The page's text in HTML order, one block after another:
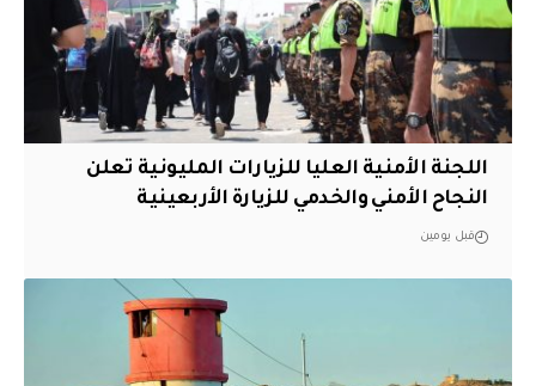
اللجنة الأمنية العليا للزيارات المليونية تعلن
النجاح الأمني والخدمي للزيارة الأربعينية
قبل يومين